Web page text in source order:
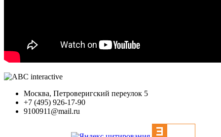
Москва, Петроверигский переулок 5
+7 (495) 926-17-90
9100911@mail.ru